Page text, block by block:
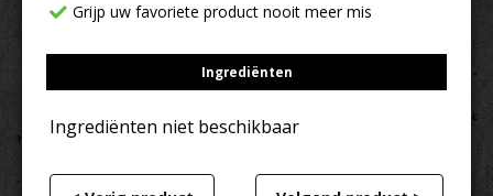
Grijp uw favoriete product nooit meer mis
Ingrediënten
Ingrediënten niet beschikbaar